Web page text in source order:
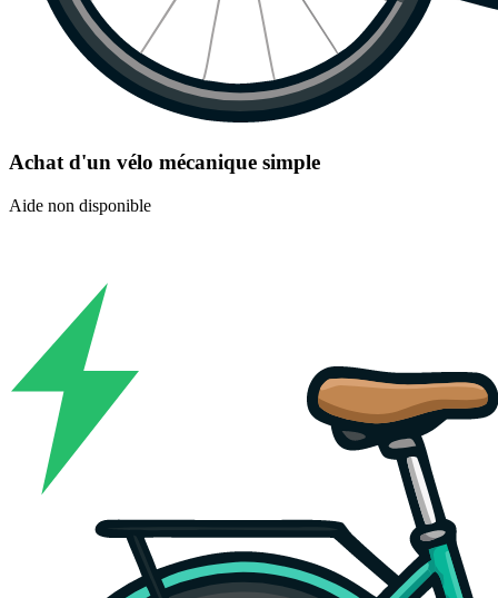
Achat d'un vélo mécanique simple
Aide non disponible